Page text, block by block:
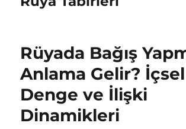
Rüyada Bağış
Anlama Gelir? İçsel
Denge ve İlişki
Dinamikleri